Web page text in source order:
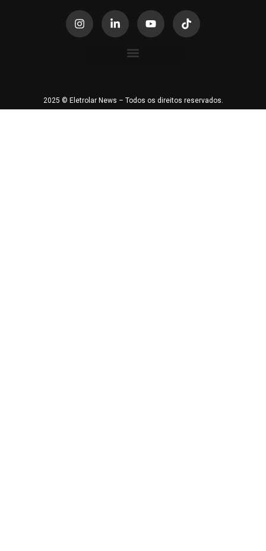
2025 © Eletrolar News – Todos os direitos reservados.